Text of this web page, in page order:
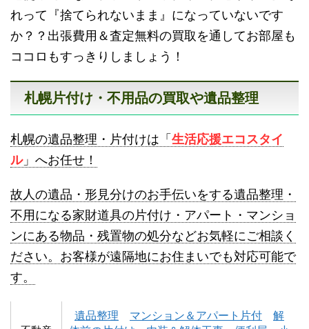
登別不用品回収 伊達市不用品回収
名寄市不用品回収 士別市不用品回収
深川市不用品回収 夕張市不用品回収
れって『捨てられないまま』になっていないです
か？？出張費用＆査定無料の買取を通してお部屋も
ココロもすっきりしましょう！
札幌片付け・不用品の買取や遺品整理
札幌の遺品整理・片付けは「 生活応援エコスタイ
ル」へお任せ！
故人の遺品・形見分けのお手伝いをする遺品整理・
不用になる家財道具の片付け・アパート・マンショ
ンにある物品・残置物の処分などお気軽にご相談く
ださい。お客様が遠隔地にお住まいでも対応可能で
す。
遺品整理 マンション＆アパート片付
解